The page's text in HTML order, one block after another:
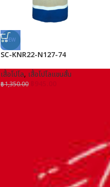
NEW
SC-KNR22-N127-74
เสื้อโปโล, เสื้อโปโลแขนสั้น
฿1,350.00